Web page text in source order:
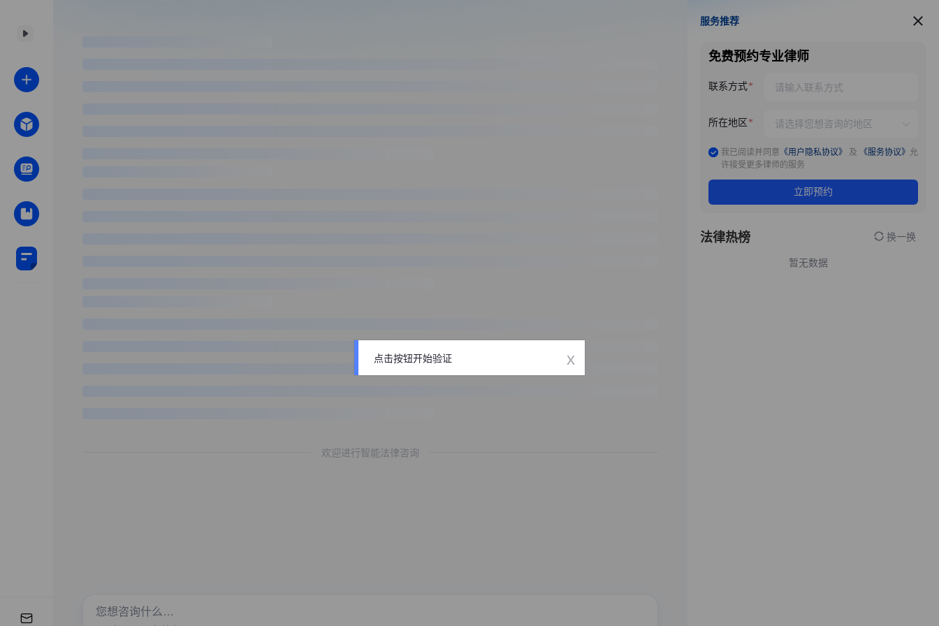
欢迎进行智能法律咨询
服务推荐
服务推荐
免费预约专业律师
联系方式
所在地区
我已阅读并同意 《用户隐私协议》 及 《服务协议》 允
许接受更多律师的服务
立即预约
法律热榜 换一换
暂无数据
点击按钮开始验证 x